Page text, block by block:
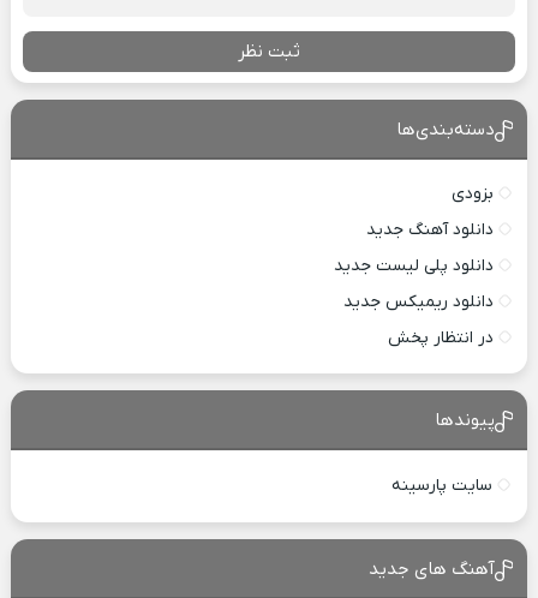
ثبت نظر
دسته‌بندی‌ها
بزودی
دانلود آهنگ جدید
دانلود پلی لیست جدید
دانلود ریمیکس جدید
در انتظار پخش
پیوندها
سایت پارسینه
آهنگ های جدید